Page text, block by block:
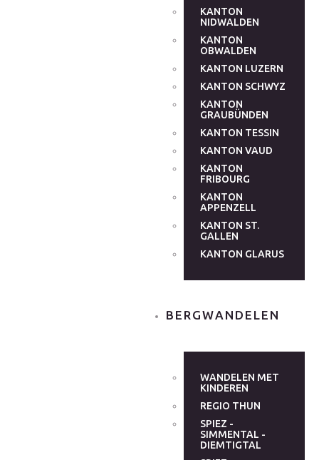
KANTON
NIDWALDEN
KANTON
OBWALDEN
KANTON LUZERN
KANTON SCHWYZ
KANTON
GRAUBÜNDEN
KANTON TESSIN
KANTON VAUD
KANTON
FRIBOURG
KANTON
APPENZELL
KANTON ST.
GALLEN
KANTON GLARUS
BERGWANDELEN
WANDELEN MET
KINDEREN
REGIO THUN
SPIEZ -
SIMMENTAL -
DIEMTIGTAL